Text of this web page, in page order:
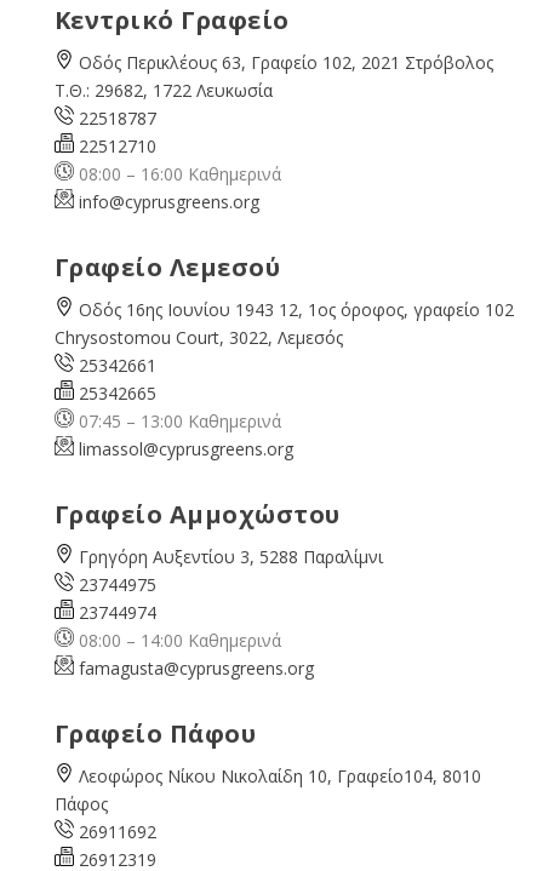
Κεντρικό Γραφείο
Οδός Περικλέους 63, Γραφείο 102, 2021 Στρόβολος
Τ.Θ.: 29682, 1722 Λευκωσία
22518787
22512710
08:00 – 16:00 Καθημερινά
info@cyprusgreens.org
Γραφείο Λεμεσού
Οδός 16ης Ιουνίου 1943 12, 1ος όροφος, γραφείο 102
Chrysostomou Court, 3022, Λεμεσός
25342661
25342665
07:45 – 13:00 Καθημερινά
limassol@cyprusgreens.org
Γραφείο Αμμοχώστου
Γρηγόρη Αυξεντίου 3, 5288 Παραλίμνι
23744975
23744974
08:00 – 14:00 Καθημερινά
famagusta@cyprusgreens.org
Γραφείο Πάφου
Λεοφώρος Νίκου Νικολαίδη 10, Γραφείο104, 8010
Πάφος
26911692
26912319